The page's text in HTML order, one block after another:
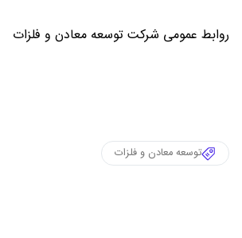
روابط عمومی شرکت توسعه معادن و فلزات
توسعه معادن و فلزات